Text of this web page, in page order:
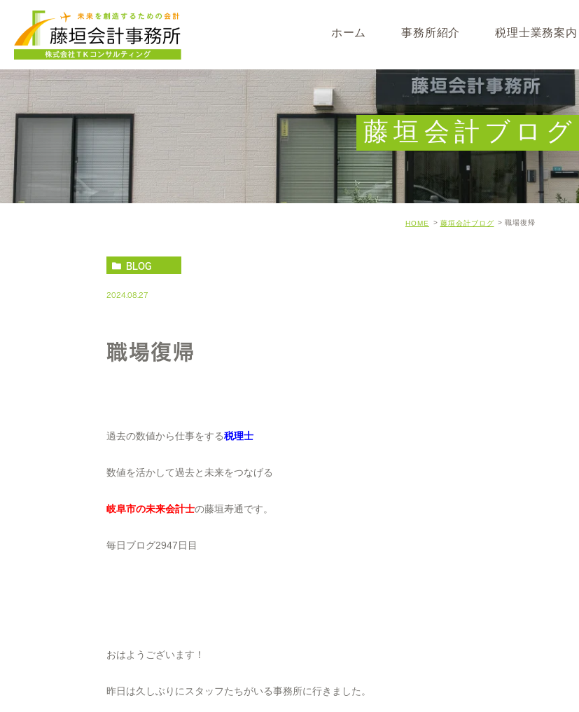
ホーム 事務所紹介
事務所･スタッフ紹介
求人募集
税理士業務案内
なぜ税理士が必要
キャッシュフロ
開業･経営支援に
相続について･事
藤垣会計ブログ
HOME 藤垣会計ブログ 職場復帰
BLOG
2024.08.27
職場復帰
過去の数値から仕事をする税理士
数値を活かして過去と未来をつなげる
岐阜市の未来会計士の藤垣寿通です。
毎日ブログ2947日目
おはようございます！
昨日は久しぶりにスタッフたちがいる事務所に行きました。